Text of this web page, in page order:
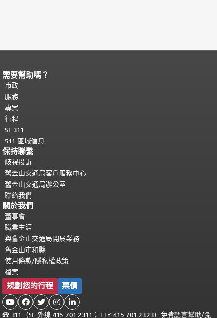
頁面內容結束。
都會重複顯示。
需要幫助嗎？
市政
服務
專案
行程
SF 311
511 區域信息
保持聯繫
歧視投訴
舊金山交通局客戶服務中心
舊金山交通局辦公室
聯絡我們
關於我們
董事會
職業生涯
與舊金山交通局開展業務
舊金山市和縣
使用條款/隱私權政策
檔案
規劃您的行程 票價
    
☎ 311（SF 外線 415.701.2311；TTY 415.701.2323）免費語言幫助/免